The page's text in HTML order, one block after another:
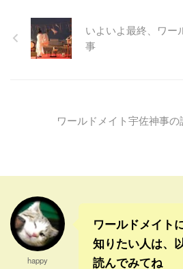
が出てるんですかね、という
...
な
事で、深見先生が大事な話を
しなければいけないと言われ
た。 次の日の夜、将来の話や
もんなんだな〜と感じた。 な
り。 そしてちょうどそのこ
ろ、２月１５日に地球をかす
...
行
が
け
受
い
いよいよ最終、ワー
事
ワールドメイト宇佐神事の
happy
ワールドメイト
知りたい人は、
読んでみてね